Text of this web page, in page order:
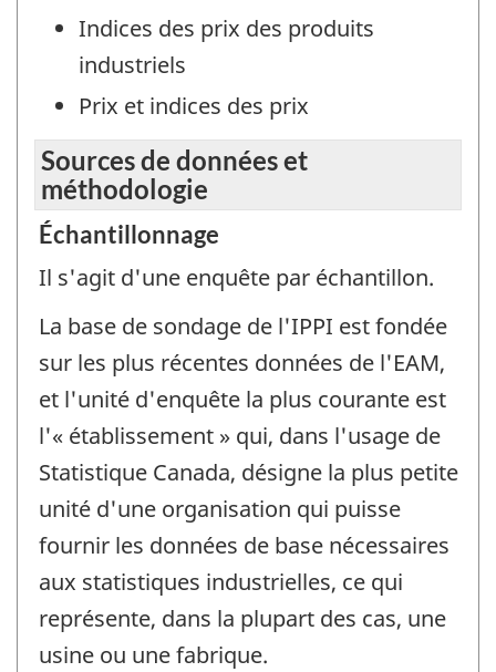
Indices des prix des produits
industriels
Prix et indices des prix
Sources de données et
méthodologie
Échantillonnage
Il s'agit d'une enquête par échantillon.
La base de sondage de l'IPPI est fondée
sur les plus récentes données de l'EAM,
et l'unité d'enquête la plus courante est
l'« établissement » qui, dans l'usage de
Statistique Canada, désigne la plus petite
unité d'une organisation qui puisse
fournir les données de base nécessaires
aux statistiques industrielles, ce qui
représente, dans la plupart des cas, une
usine ou une fabrique.